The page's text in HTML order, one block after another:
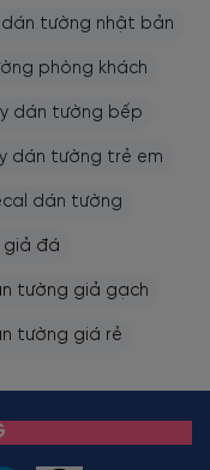
tường nhật bản
phòng khách
dán tường bếp
dán tường trẻ em
dán tường
giả đá
tường giả gạch
tường giá rẻ